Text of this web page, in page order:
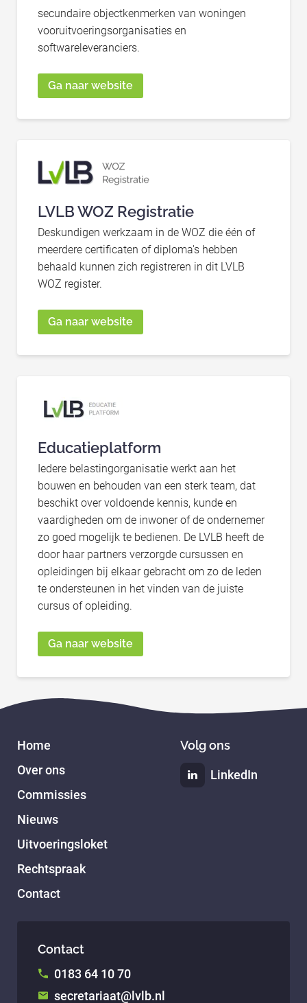
secundaire objectkenmerken van woningen
vooruitvoeringsorganisaties en
softwareleveranciers.
Ga naar website
LVLB WOZ Registratie
Deskundigen werkzaam in de WOZ die één of
meerdere certificaten of diploma's hebben
behaald kunnen zich registreren in dit LVLB
WOZ register.
Ga naar website
Educatieplatform
Iedere belastingorganisatie werkt aan het
bouwen en behouden van een sterk team, dat
beschikt over voldoende kennis, kunde en
vaardigheden om de inwoner of de ondernemer
zo goed mogelijk te bedienen. De LVLB heeft de
door haar partners verzorgde cursussen en
opleidingen bij elkaar gebracht om zo de leden
te ondersteunen in het vinden van de juiste
cursus of opleiding.
Ga naar website
Home
Over ons
Commissies
Nieuws
Uitvoeringsloket
Rechtspraak
Contact
Volg ons
LinkedIn
Contact
0183 64 10 70
secretariaat@lvlb.nl